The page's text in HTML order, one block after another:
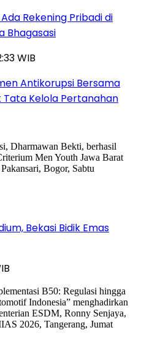
Rekening Pribadi di
Bhagasasi
WIB
Antikorupsi Bersama
Tata Kelola Pertanahan
Bekasi Bidik Emas